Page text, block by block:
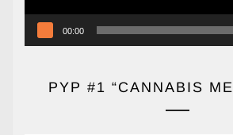
00:00
PYP #1 “CANNABIS